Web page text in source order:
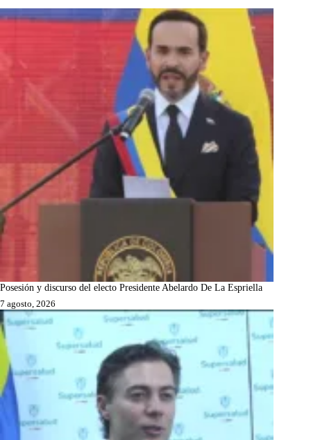
Posesión y discurso del electo Presidente Abelardo De La Espriella
7 agosto, 2026